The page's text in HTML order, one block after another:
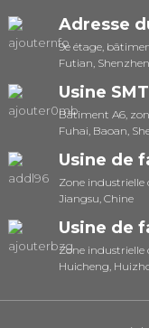
Adresse
9e étage,
Futian,
Usine SMT
Bâtiment A6,
Fuhai, Baoan,
Usine de
Zone industrielle
Jiangsu, Chine
Usine de
Zone industrielle
Huicheng,